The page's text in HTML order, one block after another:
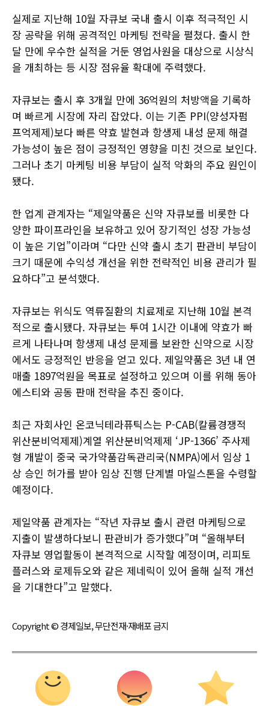
실제로 지난해 10월 자큐보 국내 출시 이후 적극적인 시
장 공략을 위해 공격적인 마케팅 전략을 펼쳤다. 출시 한
달 만에 우수한 실적을 거둔 영업사원을 대상으로 시상식
을 개최하는 등 시장 점유율 확대에 주력했다.
자큐보는 출시 후 3개월 만에 36억원의 처방액을 기록하
며 빠르게 시장에 자리 잡았다. 이는 기존 PPI(양성자펌
프억제제)보다 빠른 약효 발현과 항생제 내성 문제 해결
가능성이 높은 점이 긍정적인 영향을 미친 것으로 보인다.
그러나 초기 마케팅 비용 부담이 실적 악화의 주요 원인이
됐다.
한 업계 관계자는 “제일약품은 신약 자큐보를 비롯한 다
양한 파이프라인을 보유하고 있어 장기적인 성장 가능성
이 높은 기업”이라며 “다만 신약 출시 초기 판관비 부담이
크기 때문에 수익성 개선을 위한 전략적인 비용 관리가 필
요하다”고 분석했다.
자큐보는 위식도 역류질환의 치료제로 지난해 10월 본격
적으로 출시됐다. 자큐보는 투여 1시간 이내에 약효가 빠
르게 나타나며 항생제 내성 문제를 보완한 신약으로 시장
에서도 긍정적인 반응을 얻고 있다. 제일약품은 3년 내 연
매출 1897억원을 목표로 설정하고 있으며 이를 위해 동아
에스티와 공동 판매 전략을 추진 중이다.
최근 자회사인 온코닉테라퓨틱스는 P-CAB(칼륨경쟁적
위산분비억제제)계열 위산분비억제제 ‘JP-1366’ 주사제
형 개발이 중국 국가약품감독관리국(NMPA)에서 임상 1
상 승인 허가를 받아 임상 진행 단계별 마일스톤을 수령할
예정이다.
제일약품 관계자는 “작년 자큐보 출시 관련 마케팅으로
지출이 발생하다보니 판관비가 증가했다”며 “올해부터
자큐보 영업활동이 본격적으로 시작할 예정이며, 리피토
플러스와 로제듀오와 같은 제네릭이 있어 올해 실적 개선
을 기대한다”고 말했다.
Copyright © 경제일보, 무단전재·재배포 금지